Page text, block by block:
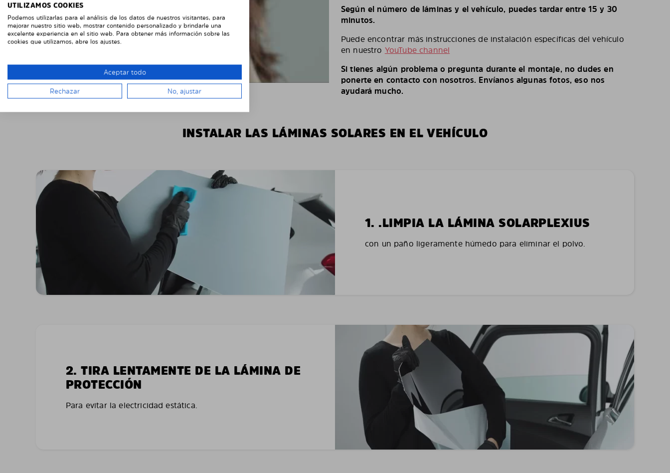
Según el número de láminas y el vehículo, puedes tardar entre 15 y 30
minutos.
Puede encontrar más instrucciones de instalación específicas del vehículo
en nuestro YouTube channel
Si tienes algún problema o pregunta durante el montaje, no dudes en
ponerte en contacto con nosotros. Envíanos algunas fotos, eso nos
ayudará mucho.
INSTALAR LAS LÁMINAS SOLARES EN EL VEHÍCULO
1. .LIMPIA LA LÁMINA SOLARPLEXIUS
con un paño ligeramente húmedo para eliminar el polvo.
2. TIRA LENTAMENTE DE LA LÁMINA DE
PROTECCIÓN
Para evitar la electricidad estática.
UTILIZAMOS COOKIES
Podemos utilizarlas para el análisis de los datos de nuestros visitantes, para
mejorar nuestro sitio web, mostrar contenido personalizado y brindarle una
excelente experiencia en el sitio web. Para obtener más información sobre las
cookies que utilizamos, abre los ajustes.
Aceptar todo
Rechazar No, ajustar